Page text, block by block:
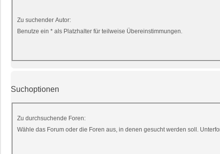
Zu suchender Autor:
Benutze ein * als Platzhalter für teilweise Übereinstimmungen.
Suchoptionen
Zu durchsuchende Foren:
Wähle das Forum oder die Foren aus, in denen gesucht werden soll.